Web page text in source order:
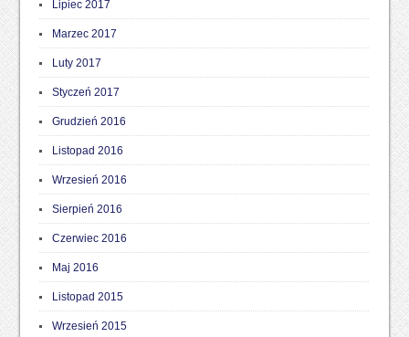
Lipiec 2017
Marzec 2017
Luty 2017
Styczeń 2017
Grudzień 2016
Listopad 2016
Wrzesień 2016
Sierpień 2016
Czerwiec 2016
Maj 2016
Listopad 2015
Wrzesień 2015